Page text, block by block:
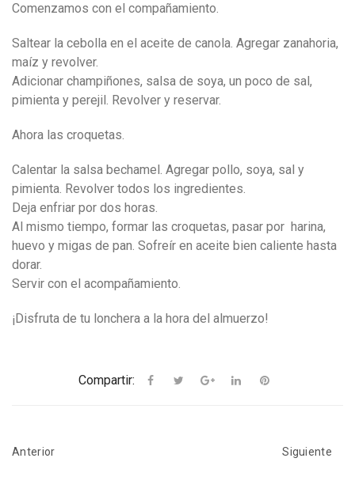
Comenzamos con el compañamiento.
Saltear la cebolla en el aceite de canola. Agregar zanahoria,
maíz y revolver.
Adicionar champiñones, salsa de soya, un poco de sal,
pimienta y perejil. Revolver y reservar.
Ahora las croquetas.
Calentar la salsa bechamel. Agregar pollo, soya, sal y
pimienta. Revolver todos los ingredientes.
Deja enfriar por dos horas.
Al mismo tiempo, formar las croquetas, pasar por harina,
huevo y migas de pan. Sofreír en aceite bien caliente hasta
dorar.
Servir con el acompañamiento.
¡Disfruta de tu lonchera a la hora del almuerzo!
Compartir:
Anterior Siguiente